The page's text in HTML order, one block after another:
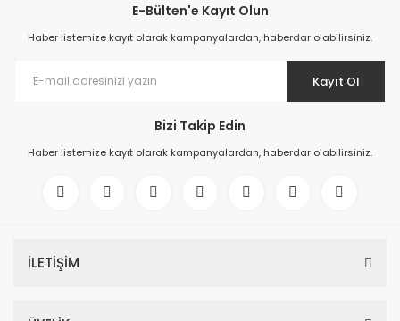
E-Bülten'e Kayıt Olun
Haber listemize kayıt olarak kampanyalardan, haberdar olabilirsiniz.
Kayıt Ol
Bizi Takip Edin
Haber listemize kayıt olarak kampanyalardan, haberdar olabilirsiniz.
İLETİŞİM